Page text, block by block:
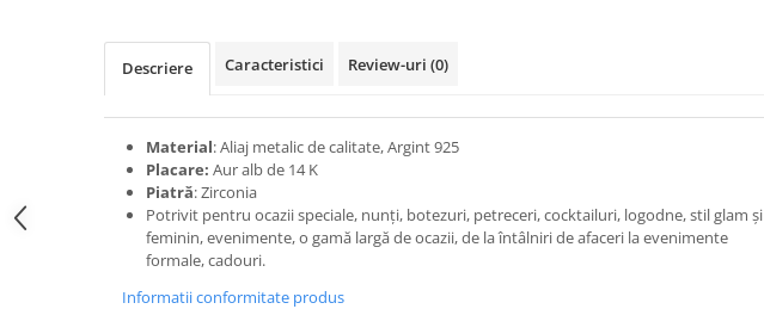
Descriere Caracteristici Review-uri (0)
Material: Aliaj metalic de calitate, Argint 925
Placare: Aur alb de 14 K
Piatră: Zirconia
Potrivit pentru ocazii speciale, nunți, botezuri, petreceri, cocktailuri, logodne, stil glam și
feminin, evenimente, o gamă largă de ocazii, de la întâlniri de afaceri la evenimente
formale, cadouri.
Informatii conformitate produs